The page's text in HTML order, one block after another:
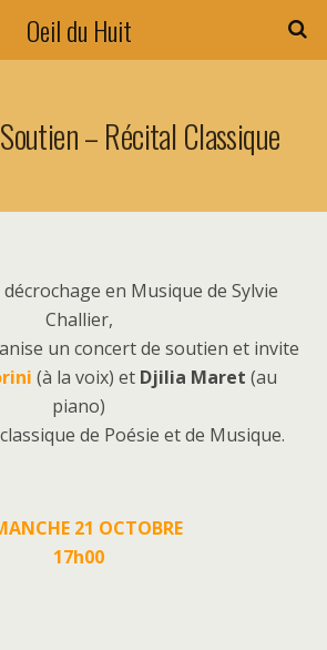
Oeil du Huit
– Récital Classique
décrochage en Musique de Sylvie
Challier,
un concert de soutien et invite
(à la voix) et Djilia Maret (au
piano)
de Poésie et de Musique.
21 OCTOBRE
17h00